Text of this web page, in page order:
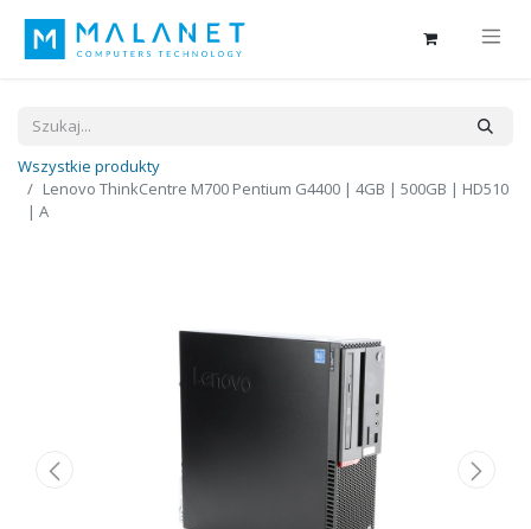
Wszystkie produkty
Lenovo ThinkCentre M700 Pentium G4400 | 4GB | 500GB | HD510
| A